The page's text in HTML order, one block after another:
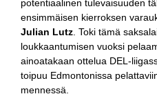
potentiaalinen tulevaisuuden
ensimmäisen kierroksen
Julian Lutz. Toki tämä
loukkaantumisen vuoksi
ainoatakaan ottelua DEL-
toipuu Edmontonissa
mennessä.